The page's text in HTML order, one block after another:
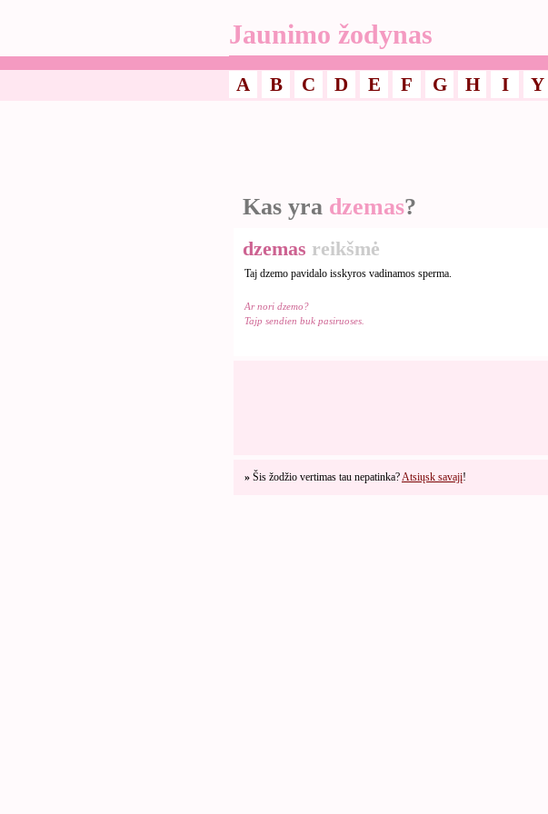
Jaunimo žodynas
A B C D E F G H I Y
Kas yra dzemas?
dzemas reikšmė
Taj dzemo pavidalo isskyros vadinamos sperma.
Ar nori dzemo?
Tajp sendien buk pasiruoses.
» Šis žodžio vertimas tau nepatinka?Atsiųsk savajį!